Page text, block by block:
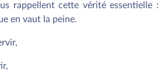
rappellent cette vérité essentielle :
en vaut la peine.